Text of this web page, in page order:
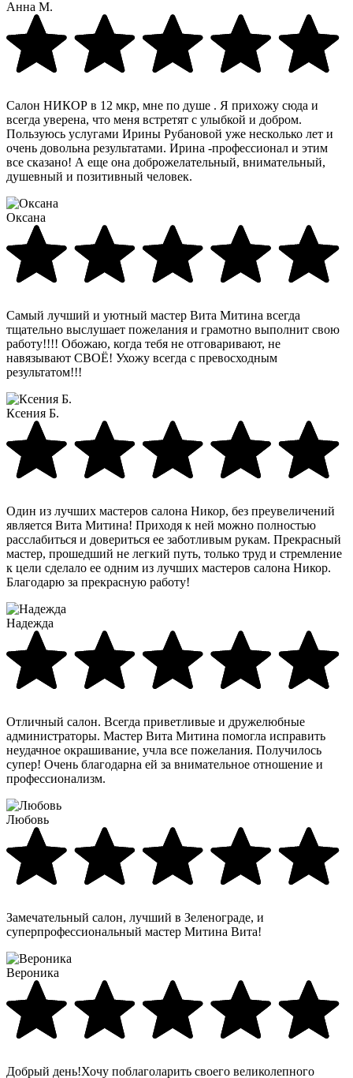
Анна М.
Салон НИКОР в 12 мкр, мне по душе . Я прихожу сюда и
всегда уверена, что меня встретят с улыбкой и добром.
Пользуюсь услугами Ирины Рубановой уже несколько лет и
очень довольна результатами. Ирина -профессионал и этим
все сказано! А еще она доброжелательный, внимательный,
душевный и позитивный человек.
Оксана
Самый лучший и уютный мастер Вита Митина всегда
тщательно выслушает пожелания и грамотно выполнит свою
работу!!!! Обожаю, когда тебя не отговаривают, не
навязывают СВОЁ! Ухожу всегда с превосходным
результатом!!!
Ксения Б.
Один из лучших мастеров салона Никор, без преувеличений
является Вита Митина! Приходя к ней можно полностью
расслабиться и довериться ее заботливым рукам. Прекрасный
мастер, прошедший не легкий путь, только труд и стремление
к цели сделало ее одним из лучших мастеров салона Никор.
Благодарю за прекрасную работу!
Надежда
Отличный салон. Всегда приветливые и дружелюбные
администраторы. Мастер Вита Митина помогла исправить
неудачное окрашивание, учла все пожелания. Получилось
супер! Очень благодарна ей за внимательное отношение и
профессионализм.
Любовь
Замечательный салон, лучший в Зеленограде, и
суперпрофессиональный мастер Митина Вита!
Вероника
Добрый день!Хочу поблаголарить своего великолепного